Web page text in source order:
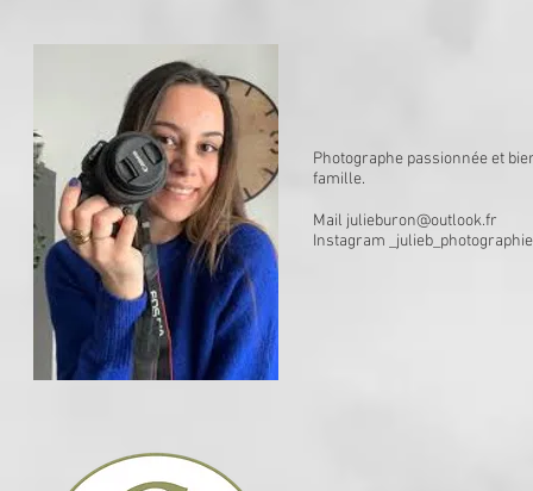
Photographe passionnée et
famille.
Mail julieburon@outlook.fr
Instagram _julieb_photographie